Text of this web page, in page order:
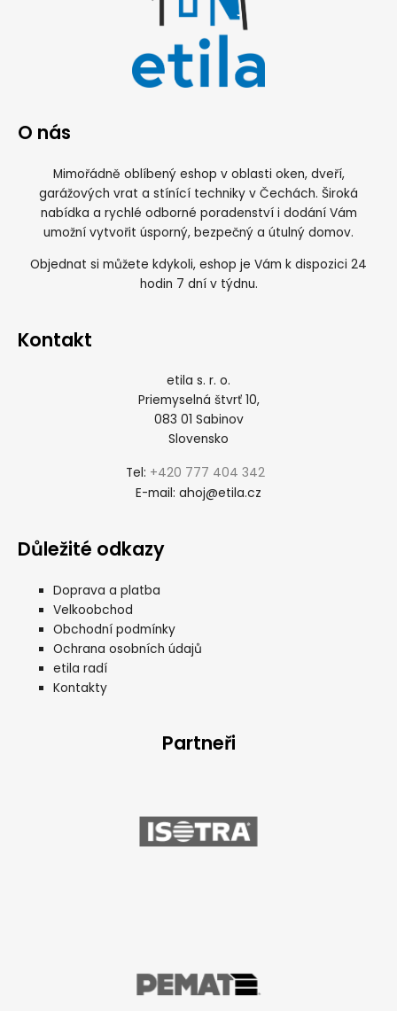
O nás
Mimořádně oblíbený eshop v oblasti oken, dveří,
garážových vrat a stínící techniky v Čechách. Široká
nabídka a rychlé odborné poradenství i dodání Vám
umožní vytvořit úsporný, bezpečný a útulný domov.
Objednat si můžete kdykoli, eshop je Vám k dispozici 24
hodin 7 dní v týdnu.
Kontakt
etila s. r. o.
Priemyselná štvrť 10,
083 01 Sabinov
Slovensko
Tel: +420 777 404 342
E-mail: ahoj@etila.cz
Důležité odkazy
Doprava a platba
Velkoobchod
Obchodní podmínky
Ochrana osobních údajů
etila radí
Kontakty
Partneři